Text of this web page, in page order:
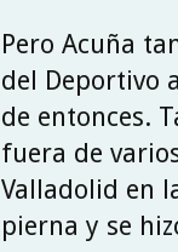
Pero Acuña
del Deportivo
de entonces.
fuera de
Valladolid en
pierna y se